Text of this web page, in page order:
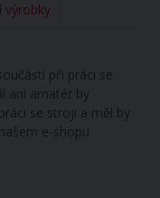
výrobky
při práci se
ani amatér by
se stroji a měl by
e-shopu